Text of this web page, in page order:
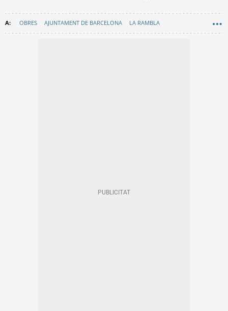
OBRES AJUNTAMENT DE BARCELONA LA RAMBLA